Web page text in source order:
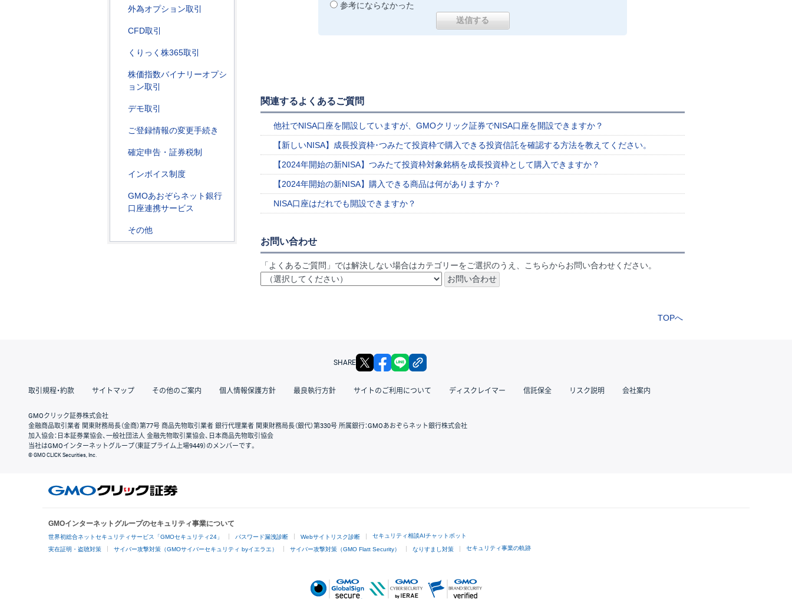
外為オプション取引
CFD取引
くりっく株365取引
株価指数バイナリーオプシ
ョン取引
デモ取引
ご登録情報の変更手続き
確定申告・証券税制
インボイス制度
GMOあおぞらネット銀行
口座連携サービス
その他
参考にならなかった
関連するよくあるご質問
他社でNISA口座を開設していますが、GMOクリック証券でNISA口座を開設できますか？
【新しいNISA】成長投資枠･つみたて投資枠で購入できる投資信託を確認する方法を教えてください。
【2024年開始の新NISA】つみたて投資枠対象銘柄を成長投資枠として購入できますか？
【2024年開始の新NISA】購入できる商品は何がありますか？
NISA口座はだれでも開設できますか？
お問い合わせ
「よくあるご質問」では解決しない場合はカテゴリーをご選択のうえ、こちらからお問い合わせください。
TOPへ
SHARE X facebook
取引規程・約款 サイトマップ その他のご案内 個人情報保護方針 最良執行方針 サイトのご利用について ディスクレイマー 信託保全 リスク説明 会社案内
GMOクリック証券株式会社
金融商品取引業者 関東財務局長（金商）第77号 商品先物取引業者 銀行代理業者 関東財務局長（銀代）第330号 所属銀行：GMOあおぞらネット銀行株式会社
加入協会：日本証券業協会、一般社団法人 金融先物取引業協会、日本商品先物取引協会
当社はGMOインターネットグループ（東証プライム上場9449）のメンバーです。
© GMO CLICK Securities, Inc.
GMOインターネットグループのセキュリティ事業について
世界初総合ネットセキュリティサービス「GMOセキュリティ24」 パスワード漏洩診断 Webサイトリスク診断 セキュリティ相談AIチャットボット
実在証明・盗聴対策 サイバー攻撃対策（GMOサイバーセキュリティ byイエラエ） サイバー攻撃対策（GMO Flatt Security） なりすまし対策 セキュリティ事業の軌跡